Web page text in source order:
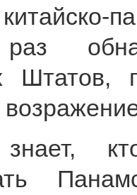
Штатов,